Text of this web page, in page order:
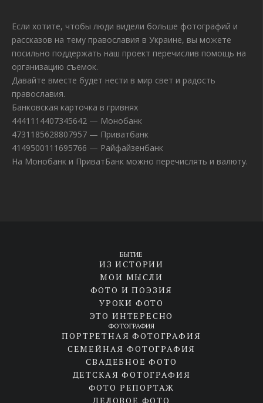
Если хотите, чтобы люди видели больше фотографий и
рассказов на тему православия в Украине, вы можете
посильно поддержать наш проект перечислив помощь на
организацию съемок.
Давайте вместе будет нести в мир свет и радость
православия.
Банковская карточка в гривнях
4441114407345642 — Монобанк
4731185628807957 — Приватбанк
4149500111695766 — Райфайзенбанк
На Монобанк и ПриватБанк можно перечислять и валюту.
БЫТИЕ
ИЗ ИСТОРИИ
МОИ МЫСЛИ
ФОТО И ПОЭЗИЯ
УРОКИ ФОТО
ЭТО ИНТЕРЕСНО
ФОТОГРАФИЯ
ПОРТРЕТНАЯ ФОТОГРАФИЯ
СЕМЕЙНАЯ ФОТОГРАФИЯ
СВАДЕБНОЕ ФОТО
ДЕТСКАЯ ФОТОГРАФИЯ
ФОТО РЕПОРТАЖ
ДЕЛОВОЕ ФОТО